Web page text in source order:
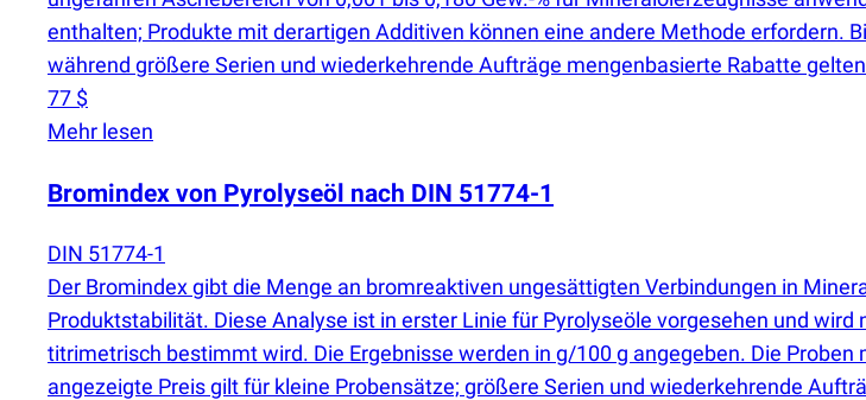
enthalten; Produkte mit derartigen Additiven können eine andere Methode erfordern.
während größere Serien und wiederkehrende Aufträge mengenbasierte Rabatte
77 $
Mehr lesen
Bromindex von Pyrolyseöl nach DIN 51774-1
DIN 51774-1
Der Bromindex gibt die Menge an bromreaktiven ungesättigten Verbindungen in
Produktstabilität. Diese Analyse ist in erster Linie für Pyrolyseöle vorgesehen und
titrimetrisch bestimmt wird. Die Ergebnisse werden in g/100 g angegeben. Die
angezeigte Preis gilt für kleine Probensätze; größere Serien und wiederkehrende